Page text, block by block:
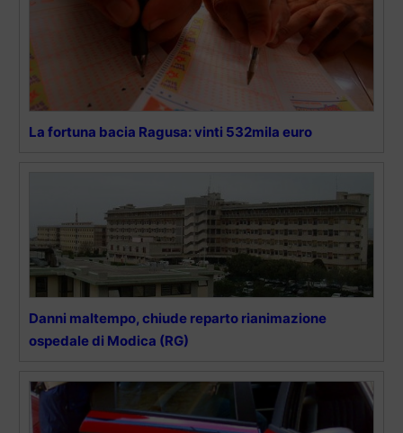
La fortuna bacia Ragusa: vinti 532mila euro
Danni maltempo, chiude reparto rianimazione
ospedale di Modica (RG)